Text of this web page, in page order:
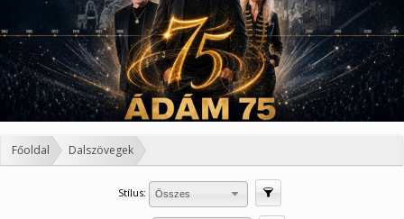
Főoldal Dalszövegek
Stílus: Összes